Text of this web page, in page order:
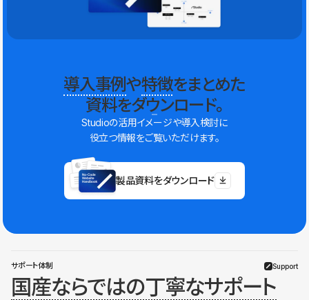
導入事例や特徴をまとめた
資料をダウンロード。
Studioの活用イメージや導入検討に
役立つ情報をご覧いただけます。
製品資料をダウンロード
サポート体制 Support
国産ならではの丁寧なサポート